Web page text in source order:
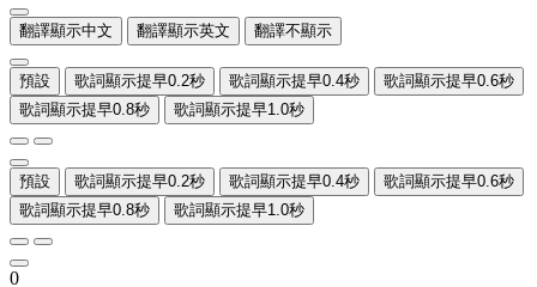
翻譯顯示中文 翻譯顯示英文 翻譯不顯示
預設 歌詞顯示提早0.2秒 歌詞顯示提早0.4秒
歌詞顯示提早0.6秒
歌詞顯示提早0.8秒
歌詞顯示提早1.0秒
預設 歌詞顯示提早0.2秒 歌詞顯示提早0.4秒
歌詞顯示提早0.6秒
歌詞顯示提早0.8秒
歌詞顯示提早1.0秒
0